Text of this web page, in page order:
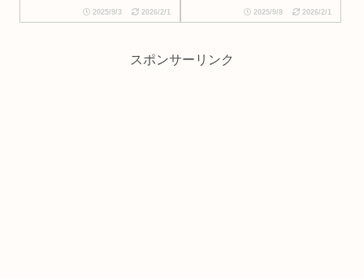
2025/9/3 2026/2/1 2025/9/8 2026/2/1
スポンサーリンク